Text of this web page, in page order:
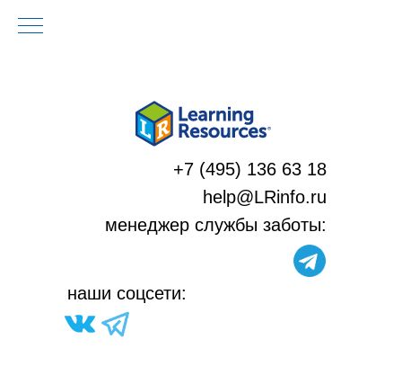
+7 (495) 136 63 18
help@LRinfo.ru
менеджер службы заботы:
наши соцсети: